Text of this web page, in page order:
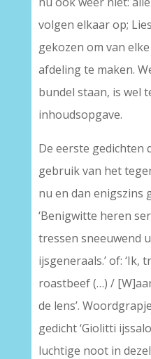
volgen elkaar op;
gekozen om van
afdeling te maken.
bundel staan, is wel
inhoudsopgave.
De eerste gedichten
gebruik van het
nu en dan enigszins
‘Benigwitte heren
tressen sneeuwend
ijsgeneraals.’ of: ‘Ik,
roastbeef (…) /
de lens’.
gedicht ‘Giolitti
luchtige noot in